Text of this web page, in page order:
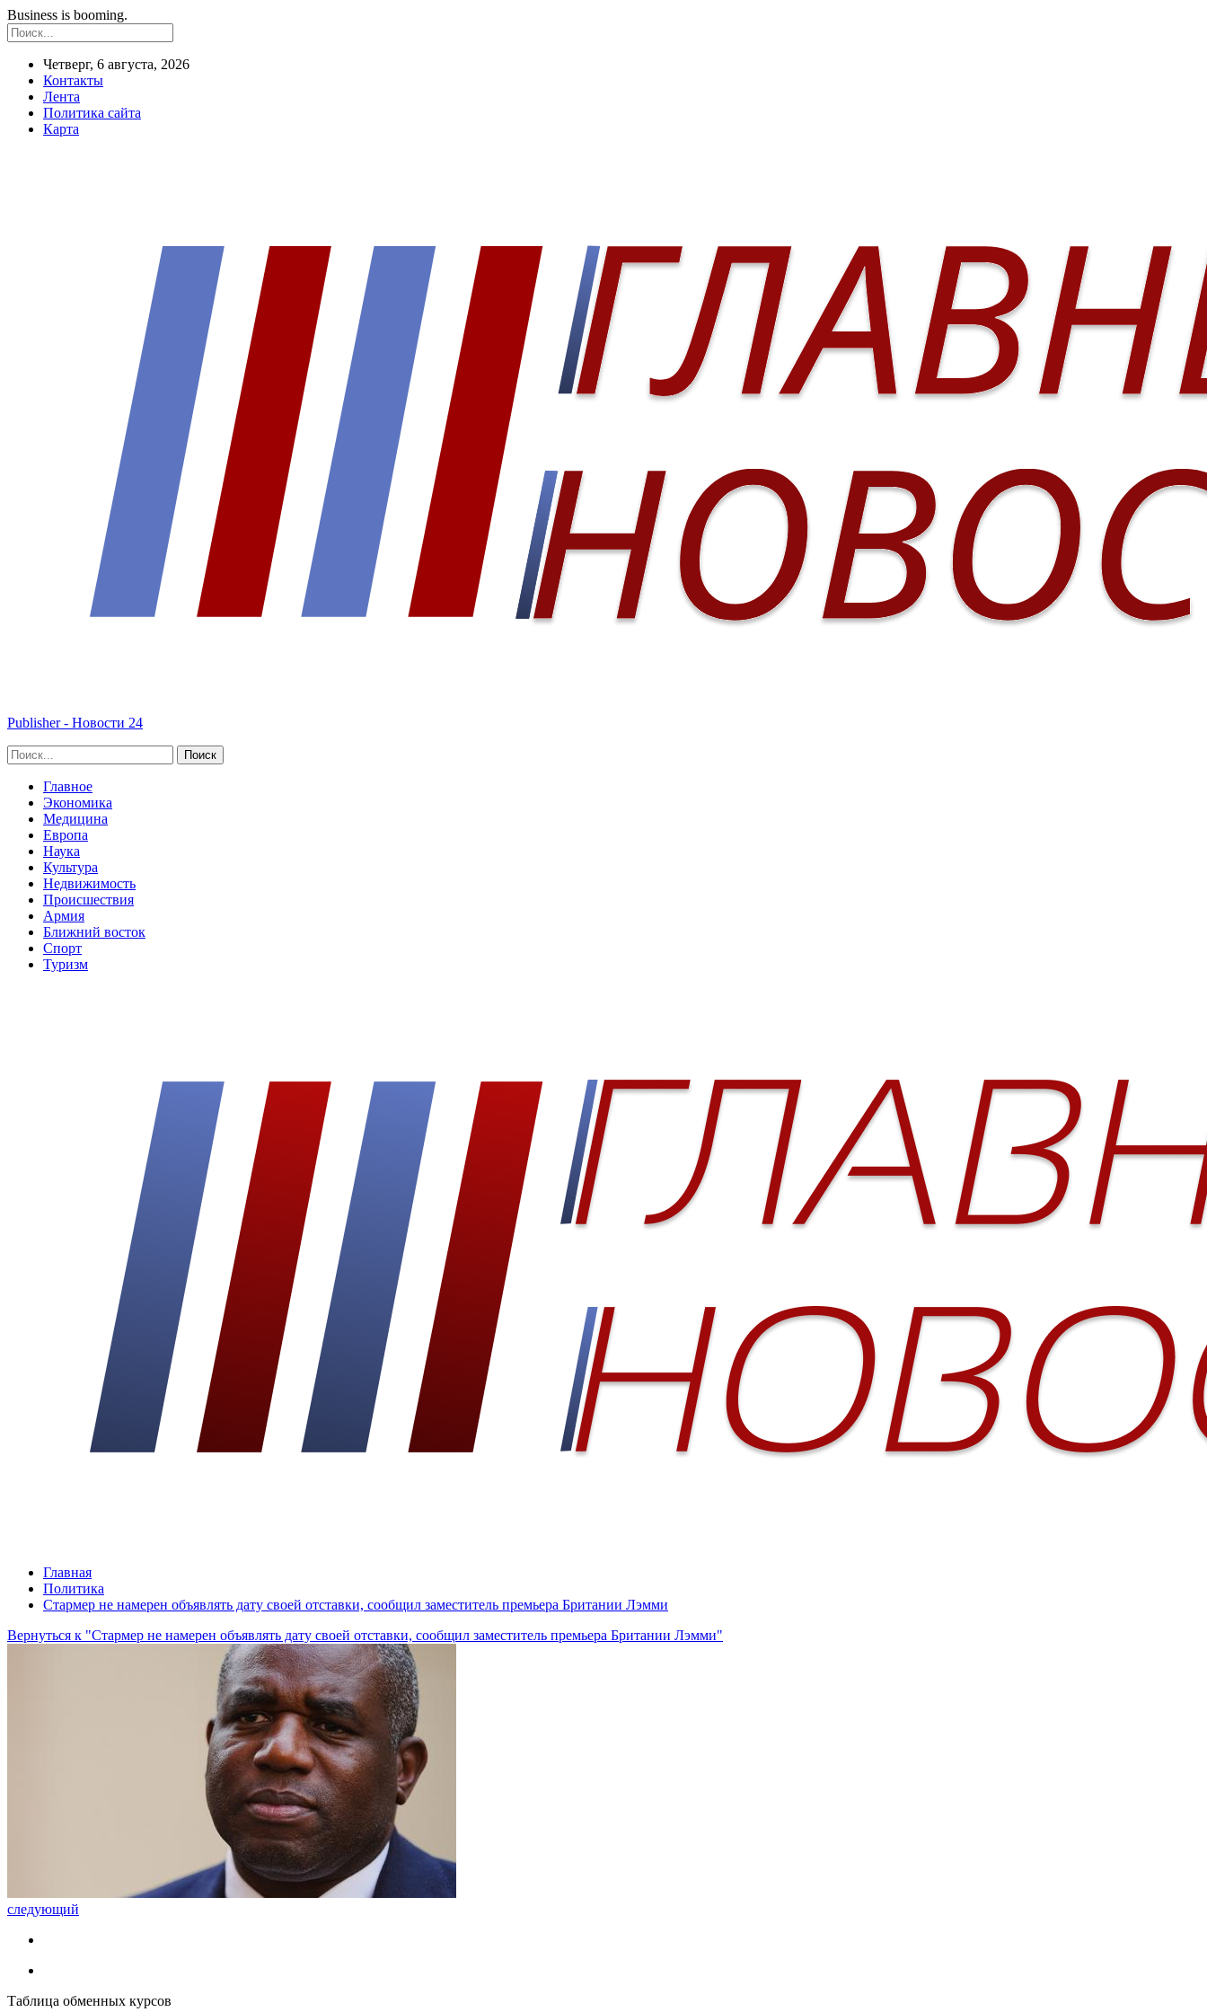
Business is booming.
Четверг, 6 августа, 2026
Контакты
Лента
Политика сайта
Карта
Publisher - Новости 24
Главное
Экономика
Медицина
Европа
Наука
Культура
Недвижимость
Происшествия
Армия
Ближний восток
Спорт
Туризм
Главная
Политика
Стармер не намерен объявлять дату своей отставки, сообщил заместитель премьера Британии Лэмми
Вернуться к "Стармер не намерен объявлять дату своей отставки, сообщил заместитель премьера Британии Лэмми"
следующий
Таблица обменных курсов